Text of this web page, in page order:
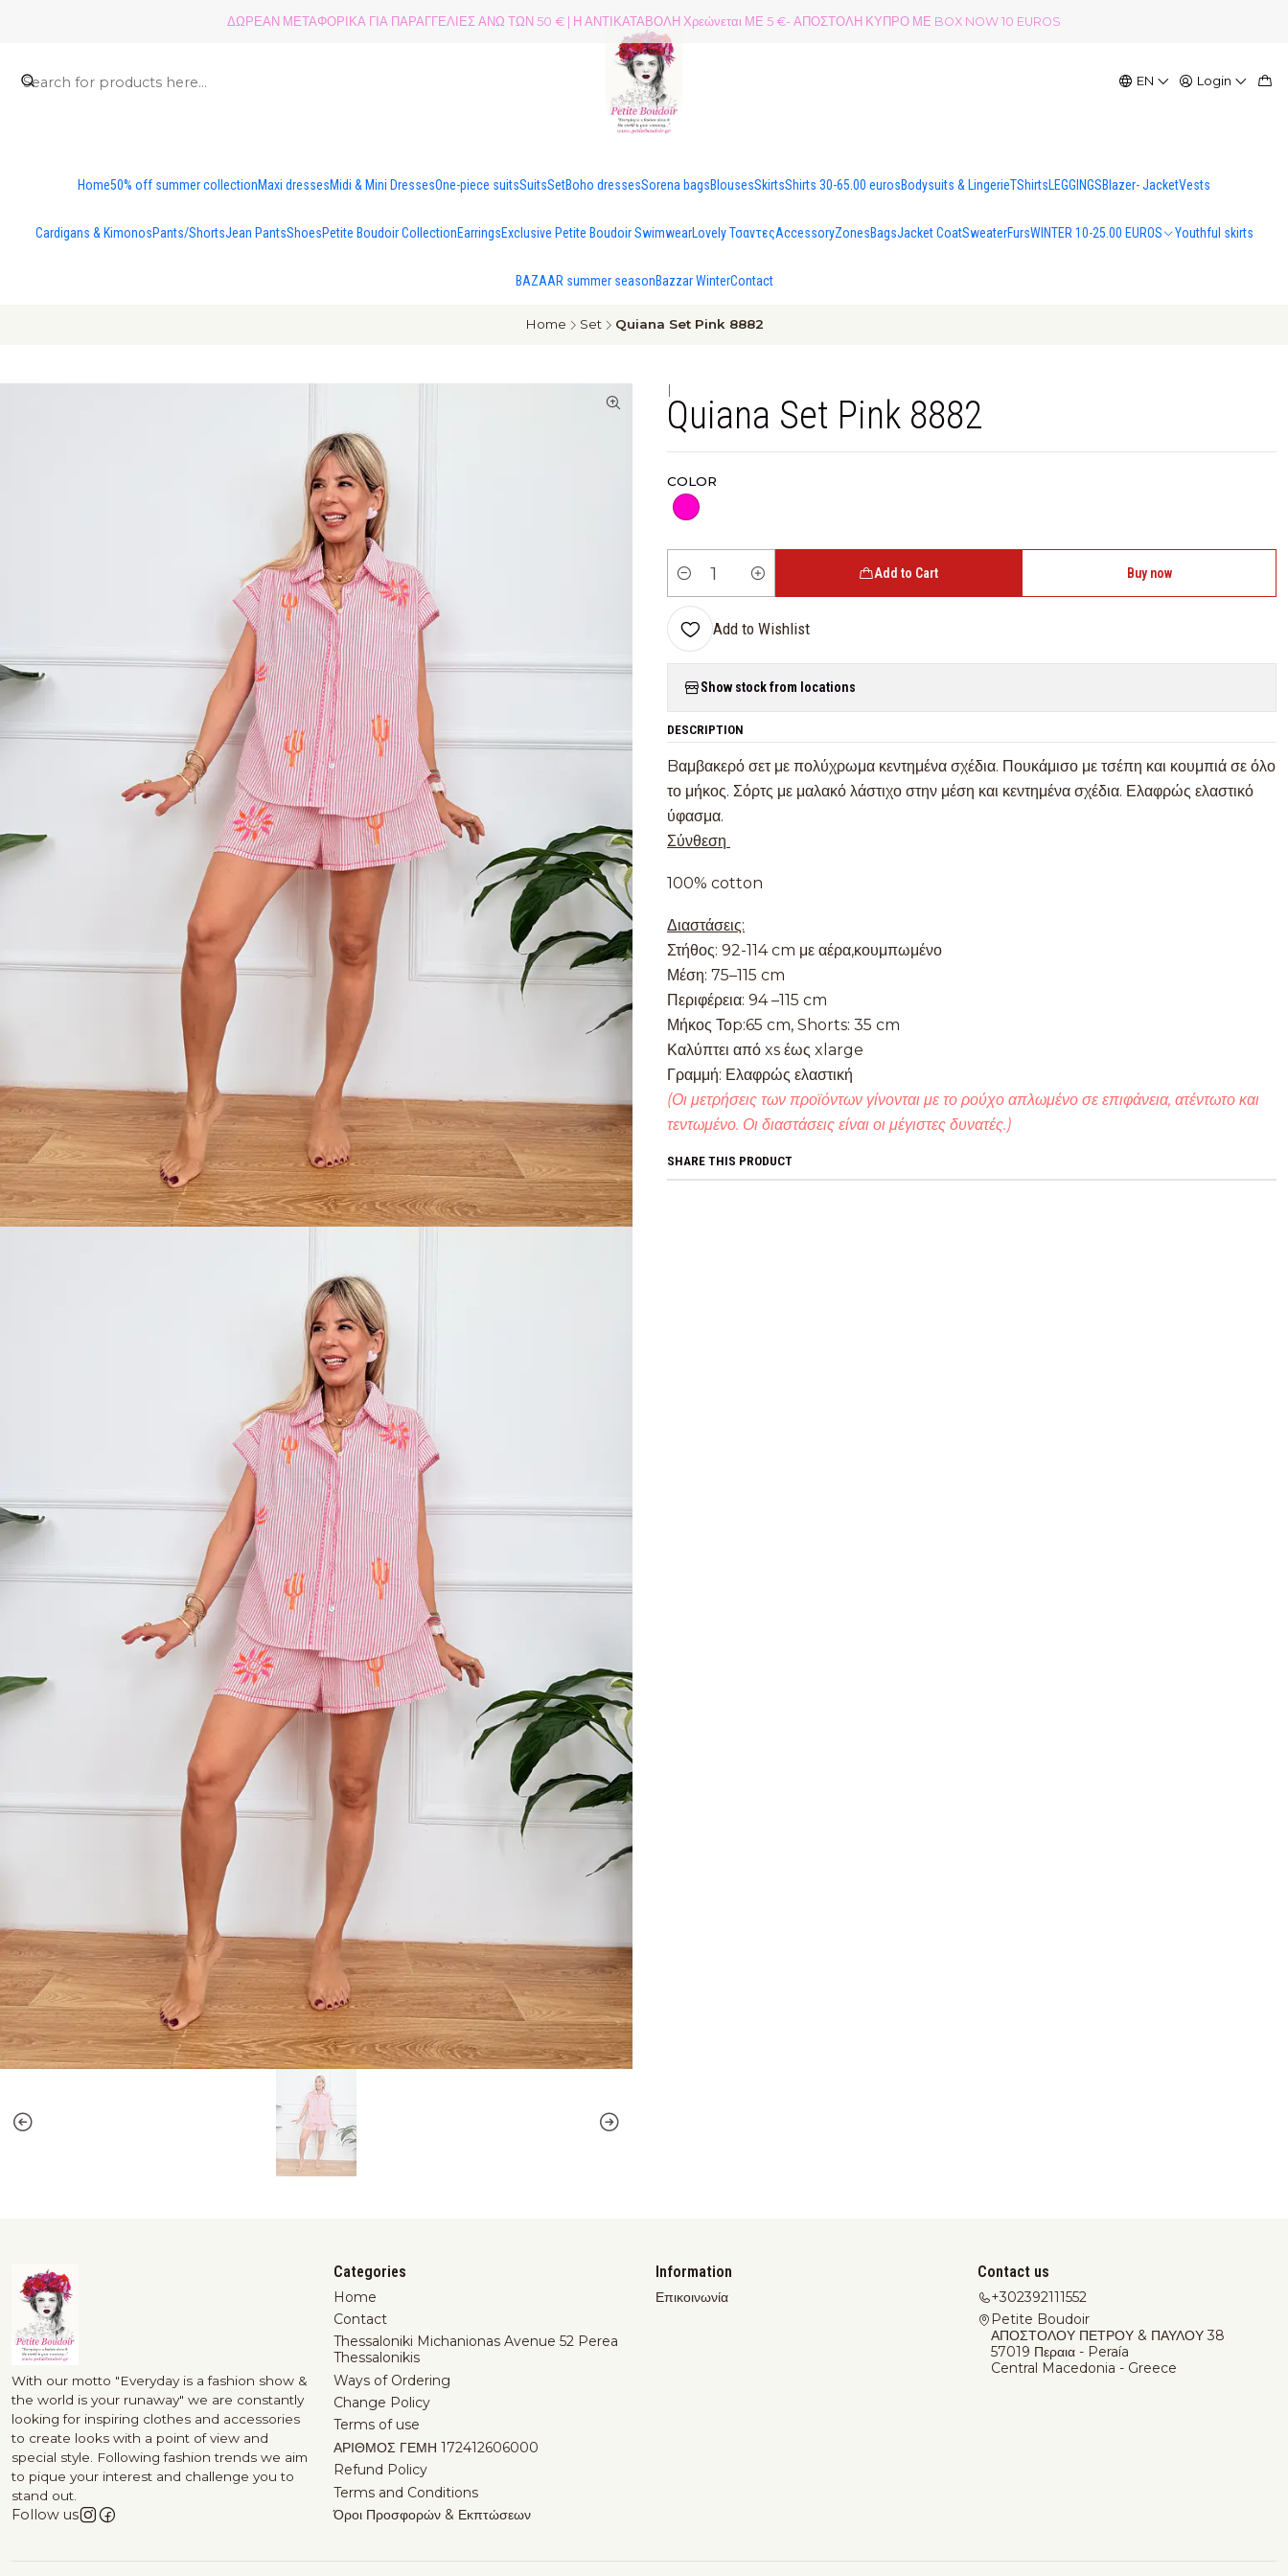
EN Login
Home50% off summer collectionMaxi dressesMidi & Mini DressesOne-piece suitsSuitsSetBoho dressesSorena bagsBlousesSkirtsShirts 30-65.00 eurosBodysuits & LingerieTShirts LEGGINGSBlazer- JacketVests
Cardigans & KimonosPants/ShortsJean PantsShoesPetite Boudoir CollectionEarringsExclusive Petite Boudoir SwimwearLovely ΤσαντεςAccessoryZonesBagsJacket CoatSweaterFursWINTER 10-25.00 EUROS Youthful skirts
BAZAAR summer seasonBazzar WinterContact
ΔΩΡΕΑΝ ΜΕΤΑΦΟΡΙΚΑ ΓΙΑ ΠΑΡΑΓΓΕΛΙΕΣ ΑΝΩ ΤΩΝ 50 € | Η ΑΝΤΙΚΑΤΑΒΟΛΗ Χρεώνεται ΜΕ 5 €- ΑΠΟΣΤΟΛΗ ΚΥΠΡΟ ΜΕ BOX NOW 10 EUROS
Home Set Quiana Set Pink 8882
|
Quiana Set Pink 8882
COLOR
Quantity
Add to Cart Buy now
Add to Wishlist
Show stock from locations
DESCRIPTION
Bαμβακερό σετ με πολύχρωμα κεντημένα σχέδια. Πουκάμισο με τσέπη και κουμπιά σε όλο
το μήκος. Σόρτς με μαλακό λάστιχο στην μέση και κεντημένα σχέδια. Ελαφρώς ελαστικό
ύφασμα.
Σύνθεση
100% cotton
Διαστάσεις:
Στήθος: 92-114 cm με αέρα,κουμπωμένο
Μέση: 75–115 cm
Περιφέρεια: 94 –115 cm
Μήκος Τοp:65 cm, Shorts: 35 cm
Καλύπτει από xs έως xlarge
Γραμμή: Ελαφρώς ελαστική
(Οι μετρήσεις των προϊόντων γίνονται με το ρούχο απλωμένο σε επιφάνεια, ατέντωτο και
τεντωμένο. Οι διαστάσεις είναι οι μέγιστες δυνατές.)
SHARE THIS PRODUCT
With our motto "Everyday is a fashion show &
the world is your runaway" we are constantly
looking for inspiring clothes and accessories
to create looks with a point of view and
special style. Following fashion trends we aim
to pique your interest and challenge you to
stand out.
Follow us
Categories
Home
Contact
Thessaloniki Michanionas Avenue 52 Perea
Thessalonikis
Ways of Ordering
Change Policy
Terms of use
ΑΡΙΘΜΟΣ ΓΕΜΗ 172412606000
Refund Policy
Terms and Conditions
Όροι Προσφορών & Εκπτώσεων
Information
Επικοινωνία
Contact us
+302392111552
Petite Boudoir
ΑΠΟΣΤΟΛΟΥ ΠΕΤΡΟΥ & ΠΑΥΛΟΥ 38
57019 Περαια - Peraía
Central Macedonia - Greece